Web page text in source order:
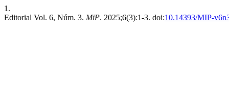
1.
Editorial Vol. 6, Núm. 3. MiP. 2025;6(3):1-3. doi:10.14393/MIP-